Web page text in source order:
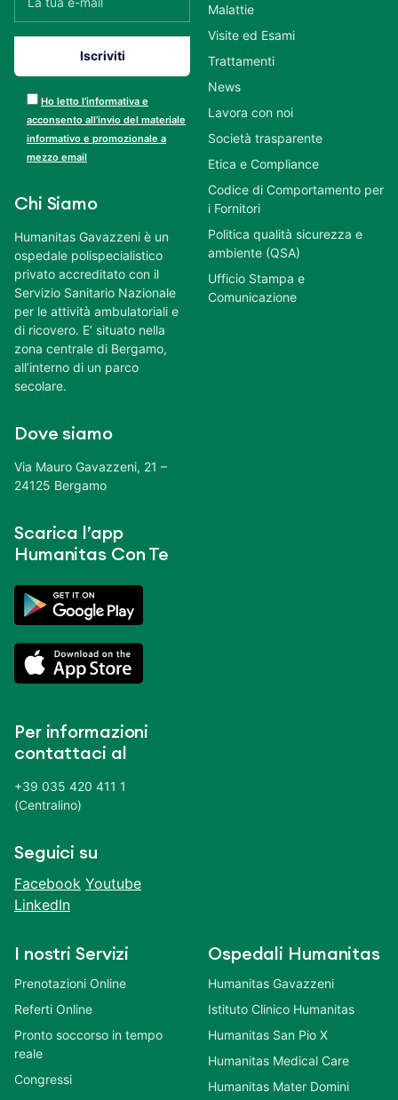
Ho letto l’informativa e
acconsento all’invio del materiale
informativo e promozionale a
mezzo email
Chi Siamo
Humanitas Gavazzeni è un
ospedale polispecialistico
privato accreditato con il
Servizio Sanitario Nazionale
per le attività ambulatoriali e
di ricovero. E’ situato nella
zona centrale di Bergamo,
all’interno di un parco
secolare.
Dove siamo
Via Mauro Gavazzeni, 21 –
24125 Bergamo
Scarica l’app
Humanitas Con Te
Per informazioni
contattaci al
+39 035 420 411 1
(Centralino)
Seguici su
Facebook Youtube
LinkedIn
Malattie
Visite ed Esami
Trattamenti
News
Lavora con noi
Società trasparente
Etica e Compliance
Codice di Comportamento per
i Fornitori
Politica qualità sicurezza e
ambiente (QSA)
Ufficio Stampa e
Comunicazione
I nostri Servizi
Prenotazioni Online
Referti Online
Pronto soccorso in tempo
reale
Congressi
Ospedali Humanitas
Humanitas Gavazzeni
Istituto Clinico Humanitas
Humanitas San Pio X
Humanitas Medical Care
Humanitas Mater Domini